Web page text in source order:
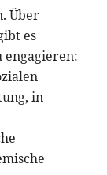
Über
es
engagieren:
in